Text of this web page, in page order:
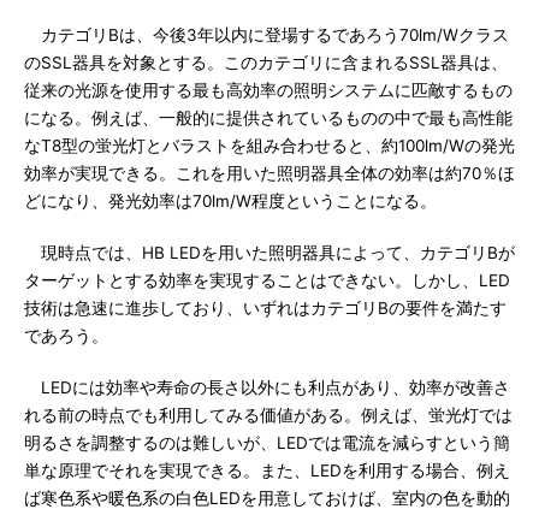
カテゴリBは、今後3年以内に登場するであろう70lm/Wクラス
のSSL器具を対象とする。このカテゴリに含まれるSSL器具は、
従来の光源を使用する最も高効率の照明システムに匹敵するもの
になる。例えば、一般的に提供されているものの中で最も高性能
なT8型の蛍光灯とバラストを組み合わせると、約100lm/Wの発光
効率が実現できる。これを用いた照明器具全体の効率は約70％ほ
どになり、発光効率は70lm/W程度ということになる。
現時点では、HB LEDを用いた照明器具によって、カテゴリBが
ターゲットとする効率を実現することはできない。しかし、LED
技術は急速に進歩しており、いずれはカテゴリBの要件を満たす
であろう。
LEDには効率や寿命の長さ以外にも利点があり、効率が改善さ
れる前の時点でも利用してみる価値がある。例えば、蛍光灯では
明るさを調整するのは難しいが、LEDでは電流を減らすという簡
単な原理でそれを実現できる。また、LEDを利用する場合、例え
ば寒色系や暖色系の白色LEDを用意しておけば、室内の色を動的